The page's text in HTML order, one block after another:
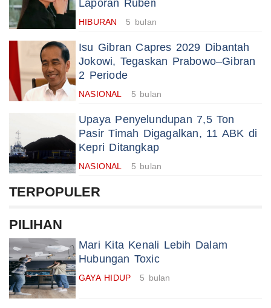
Laporan Ruben
HIBURAN 5 bulan
Isu Gibran Capres 2029 Dibantah
Jokowi, Tegaskan Prabowo–Gibran
2 Periode
NASIONAL 5 bulan
Upaya Penyelundupan 7,5 Ton
Pasir Timah Digagalkan, 11 ABK di
Kepri Ditangkap
NASIONAL 5 bulan
TERPOPULER
PILIHAN
Mari Kita Kenali Lebih Dalam
Hubungan Toxic
GAYA HIDUP 5 bulan